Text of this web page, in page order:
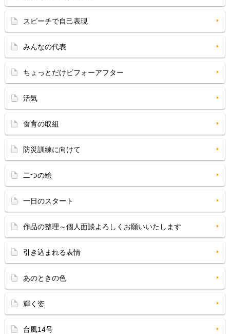
スピーチで自己表現
みんなの代表
ちょっとだけビフォーアフター
活気
食育の取組
防災訓練に向けて
二つの絵
一日のスタート
作品の整理～個人面談よろしくお願いいたします
引き込まれる表情
あのときの色
輝く姿
台風14号